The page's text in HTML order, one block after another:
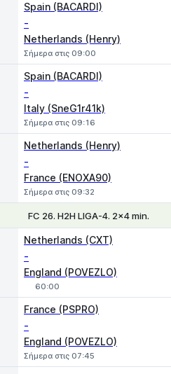
Spain (BACARDI)
-
Netherlands (Henry)
Σήμερα στις 09:00
Spain (BACARDI)
-
Italy (SneG1r41k)
Σήμερα στις 09:16
Netherlands (Henry)
-
France (ENOXA90)
Σήμερα στις 09:32
FC 26. H2H LIGA-4. 2x4 min.
Netherlands (CXT)
-
England (POVEZLO)
60:00
France (PSPRO)
-
England (POVEZLO)
Σήμερα στις 07:45